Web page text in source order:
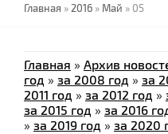
Главная » 2016 » Май » 05
Главная » Архив
год » за 2008 год » за
2011 год » за 2012 год »
за 2015 год » за 2016
» за 2019 год » за 2020